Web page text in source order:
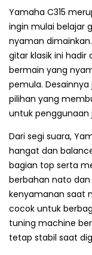
Yamaha C315
ingin mulai belajar
nyaman
gitar klasik ini hadir
bermain yang
pemula.
pilihan yang
untuk penggunaan
Dari segi suara,
hangat dan
bagian top serta
berbahan nato
kenyamanan saat
cocok untuk
tuning machine
tetap stabil saat